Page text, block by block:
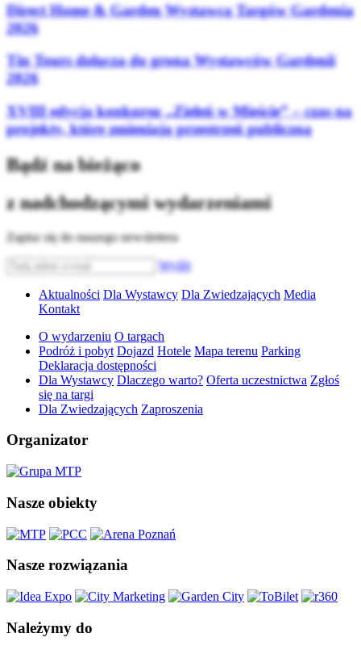
Direct Home & Garden Wystawcą Targów Gardenia
2026
Tin Tours dołącza do grona Wystawców Gardenii
2026
XVIII edycja konkursu „Zieleń w Mieście” – czas na
projekty, które zmieniają przestrzeń publiczną
Bądź na bieżąco
z nadchodzącymi wydarzeniami
Zapisz się do naszego newslettera
Wyślij
Aktualności Dla Wystawcy Dla Zwiedzających Media
Kontakt
O wydarzeniu O targach
Podróż i pobyt Dojazd Hotele Mapa terenu Parking
Deklaracja dostępności
Dla Wystawcy Dlaczego warto? Oferta uczestnictwa Zgłoś
się na targi
Dla Zwiedzających Zaproszenia
Organizator
Nasze obiekty
Nasze rozwiązania
Należymy do